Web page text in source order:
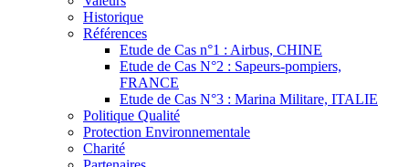
Historique
Références
Etude de Cas n°1 : Airbus, CHINE
Etude de Cas N°2 : Sapeurs-pompiers,
FRANCE
Etude de Cas N°3 : Marina Militare, ITALIE
Politique Qualité
Protection Environnementale
Charité